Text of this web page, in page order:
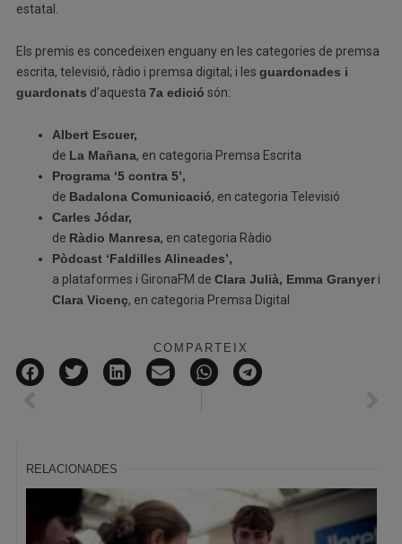
estatal.
Els premis es concedeixen enguany en les categories de premsa
escrita, televisió, ràdio i premsa digital; i les guardonades i
guardonats d’aquesta 7a edició són:
Albert Escuer,
de La Mañana, en categoria Premsa Escrita
Programa ‘5 contra 5’,
de Badalona Comunicació, en categoria Televisió
Carles Jódar,
de Ràdio Manresa, en categoria Ràdio
Pòdcast ‘Faldilles Alineades’,
a plataformes i GironaFM de Clara Julià, Emma Granyeri
Clara Vicenç, en categoria Premsa Digital
COMPARTEIX
RELACIONADES